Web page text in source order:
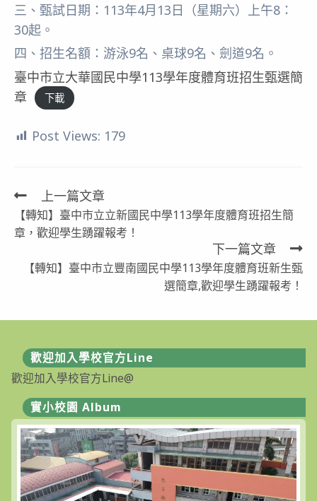
三、甄試日期：113年4月13日（星期六）上午8：
30起。
四、招生名額：游泳9名、桌球9名、劍道9名。
臺中市立大華國民中學113學年度體育班招生甄選簡
章
下載
Post Views: 179
Read
more
上一篇文章
【轉知】臺中市立立新國民中學113學年度體育班招生簡
章，歡迎學生踴躍報考！
下一篇文章
【轉知】臺中市立豐南國民中學113學年度體育班新生甄
選簡章,歡迎學生踴躍報考！
歡迎加入學校官方Line
歡迎加入學校官方Line@
實小校園 Album